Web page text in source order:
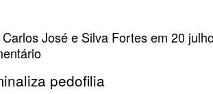
Carlos José e Silva Fortesem 20
pedofilia